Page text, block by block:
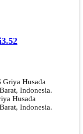
Griya Husada
Indonesia.
Husada
Indonesia.